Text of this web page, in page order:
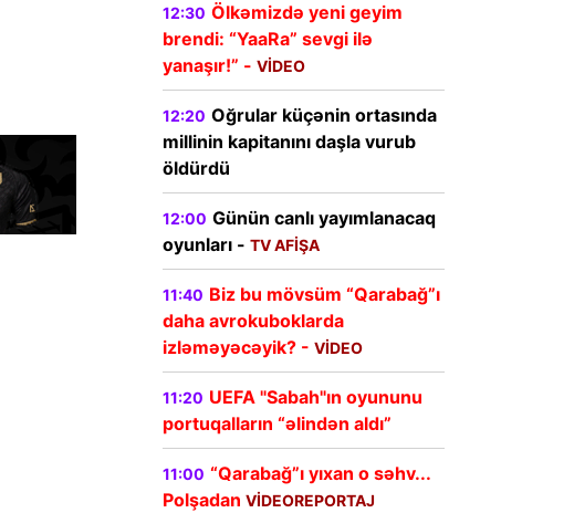
12:30 Ölkəmizdə yeni geyim
brendi: “YaaRa” sevgi ilə
yanaşır!” - VİDEO
12:20 Oğrular küçənin ortasında
millinin kapitanını daşla vurub
öldürdü
12:00 Günün canlı yayımlanacaq
oyunları - TV AFİŞA
11:40 Biz bu mövsüm “Qarabağ”ı
daha avrokuboklarda
izləməyəcəyik? - VİDEO
11:20 UEFA "Sabah"ın oyununu
portuqalların “əlindən aldı”
11:00 “Qarabağ”ı yıxan o səhv...
Polşadan VİDEOREPORTAJ